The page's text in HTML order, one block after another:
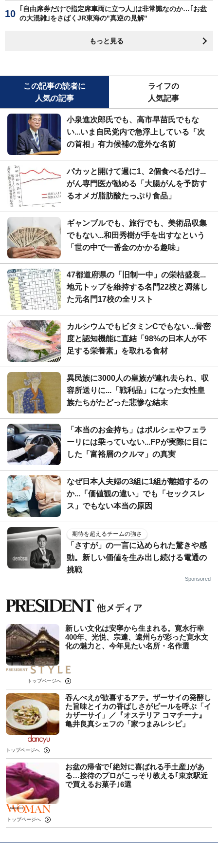
｢自由席券だけで指定席車両に立つ人｣は非常識なのか…｢お盆
の大混雑｣をさばくJR東海の"真逆の見解"
もっと見る
この記事の読者に
人気の記事
ライフの
人気記事
小泉進次郎氏でも、高市早苗氏でもな
い...いま自民党内で急浮上している「次
の首相」有力候補の意外な名前
パカッと開けて週に1、2個食べるだけ...
がん専門医が勧める「大腸がんを予防す
るオメガ脂肪酸たっぷり食品」
ギャンブルでも、旅行でも、美術品収集
でもない...和田秀樹が手を出すなという
「世の中で一番金のかかる趣味」
47都道府県の「旧制一中」の栄枯盛衰...
地元トップを維持する名門22校と凋落し
た元名門17校の全リスト
カルシウムでもビタミンCでもない...骨密
度と認知機能に直結「98%の日本人が不
足する栄養素」を取れる食材
異民族に3000人の皇族が連れ去られ、収
容所送りに...「戦利品」になった女性皇
族たちがたどった悲惨な結末
「本当のお金持ち」はポルシェやフェラ
ーリには乗っていない...FPが実際に目に
した「富裕層のクルマ」の真実
なぜ日本人夫婦の3組に1組が離婚するの
か...「価値観の違い」でも「セックスレ
ス」でもない本当の原因
期待を超えるチームの強さ
「さすが」の一言に込められた驚きや感
動。新しい価値を生み出し続ける電通の
挑戦
Sponsored
新しい文化は安寧から生まれる。寛永行幸
400年、光悦、宗達、遠州らが彩った寛永文
化の魅力と、今年見たい名所・名作選
トップページへ
吞んべえが歓喜するアテ。ザーサイの発酵し
た旨味とイカの香ばしさがビールを呼ぶ「イ
カザーサイ」／『オステリア コマチーナ』
⻲井良真シェフの「家つまみレシピ」
トップページへ
お盆の帰省で｢絶対に喜ばれる手土産｣があ
る…接待のプロがこっそり教える｢東京駅近
で買えるお菓子｣6選
トップページへ